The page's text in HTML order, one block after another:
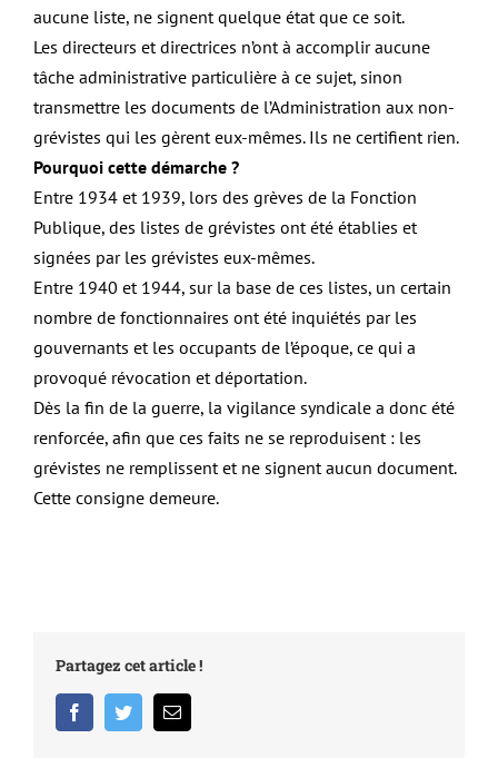
aucune liste, ne signent quelque état que ce soit.
Les directeurs et directrices n’ont à accomplir aucune
tâche administrative particulière à ce sujet, sinon
transmettre les documents de l’Administration aux non-
grévistes qui les gèrent eux-mêmes. Ils ne certifient rien.
Pourquoi cette démarche ?
Entre 1934 et 1939, lors des grèves de la Fonction
Publique, des listes de grévistes ont été établies et
signées par les grévistes eux-mêmes.
Entre 1940 et 1944, sur la base de ces listes, un certain
nombre de fonctionnaires ont été inquiétés par les
gouvernants et les occupants de l’époque, ce qui a
provoqué révocation et déportation.
Dès la fin de la guerre, la vigilance syndicale a donc été
renforcée, afin que ces faits ne se reproduisent : les
grévistes ne remplissent et ne signent aucun document.
Cette consigne demeure.
Partagez cet article !
FacebookTwitterEmail